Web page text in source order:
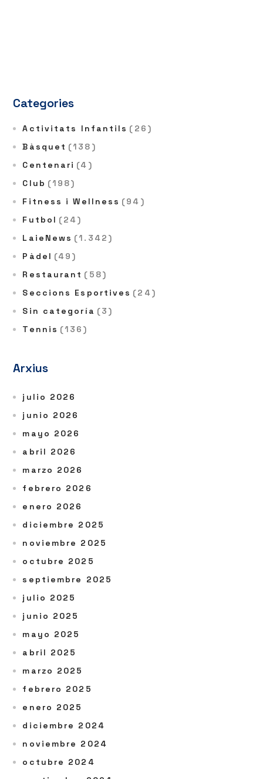
Categories
Activitats Infantils (26)
Bàsquet (138)
Centenari (4)
Club (198)
Fitness i Wellness (94)
Futbol (24)
LaieNews (1.342)
Pàdel (49)
Restaurant (58)
Seccions Esportives (24)
Sin categoría (3)
Tennis (136)
Arxius
julio 2026
junio 2026
mayo 2026
abril 2026
marzo 2026
febrero 2026
enero 2026
diciembre 2025
noviembre 2025
octubre 2025
septiembre 2025
julio 2025
junio 2025
mayo 2025
abril 2025
marzo 2025
febrero 2025
enero 2025
diciembre 2024
noviembre 2024
octubre 2024